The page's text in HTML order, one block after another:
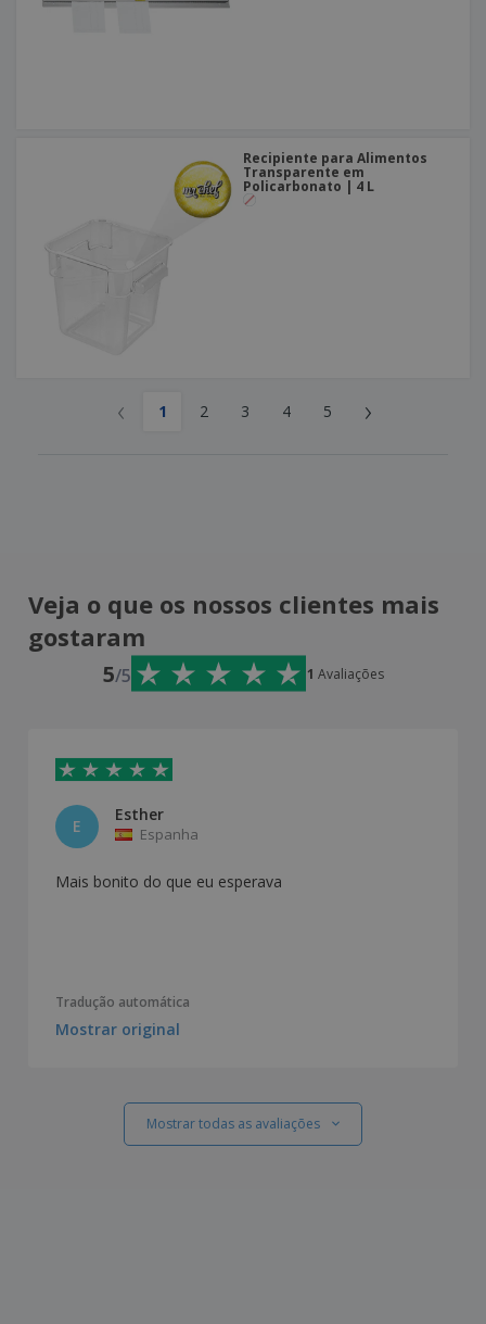
Recipiente para Alimentos
Transparente em
Policarbonato | 4 L
‹ 1 2 3 4 5 ›
Veja o que os nossos clientes mais
gostaram
5/5 1 Avaliações
E
Esther
Espanha
Mais bonito do que eu esperava
Tradução automática
Mostrar original
Mostrar todas as avaliações